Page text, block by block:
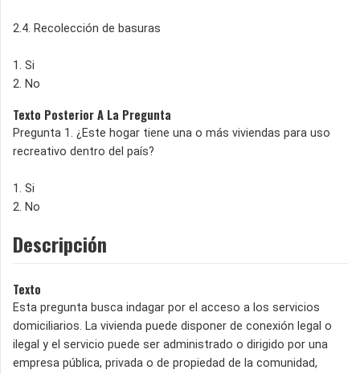
2.4. Recolección de basuras
1. Si
2. No
Texto Posterior A La Pregunta
Pregunta 1. ¿Este hogar tiene una o más viviendas para uso
recreativo dentro del país?
1. Si
2. No
Descripción
Texto
Esta pregunta busca indagar por el acceso a los servicios
domiciliarios. La vivienda puede disponer de conexión legal o
ilegal y el servicio puede ser administrado o dirigido por una
empresa pública, privada o de propiedad de la comunidad,